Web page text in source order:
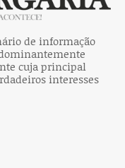
de informação
cuja principal
interesses